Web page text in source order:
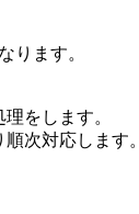
ります。
をします。
次対応します。